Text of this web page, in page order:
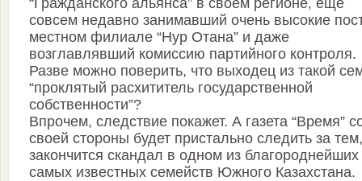
совсем недавно занимавший очень высокие
местном филиале “Нур Ота­на” и даже
возглавлявший комиссию партийного контроля.
Разве можно поверить, что выходец из такой
“проклятый расхититель государственной
собственности”?
Впрочем, следствие покажет. А газета “Время”
своей стороны будет пристально следить за
закончится скандал в одном из благороднейших
самых известных семейств Южного Казахстана.